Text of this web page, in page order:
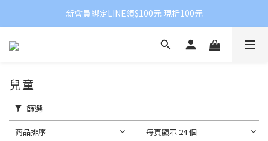
新會員綁定LINE領$100元 現折100元
兒童
篩選
商品排序 每頁顯示 24 個